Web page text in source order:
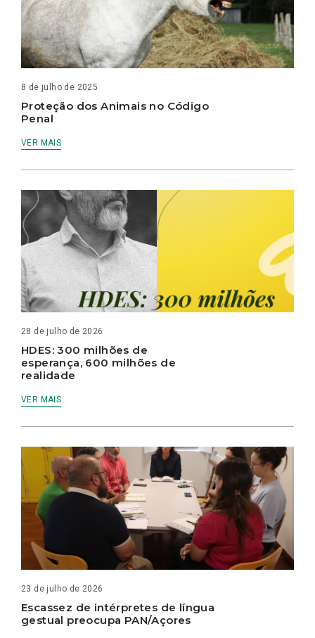
8 de julho de 2025
Proteção dos Animais no Código
Penal
VER MAIS
28 de julho de 2026
HDES: 300 milhões de
esperança, 600 milhões de
realidade
VER MAIS
23 de julho de 2026
Escassez de intérpretes de língua
gestual preocupa PAN/Açores